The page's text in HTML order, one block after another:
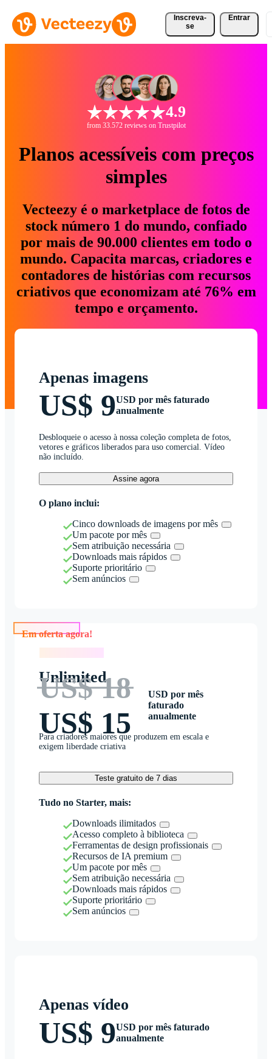
Inscreva-
se
Entrar
4.9
from 33.572 reviews on Trustpilot
Planos acessíveis com preços
simples
Vecteezy é o marketplace de fotos de
stock número 1 do mundo, confiado
por mais de 90.000 clientes em todo o
mundo. Capacita marcas, criadores e
contadores de histórias com recursos
criativos que economizam até 76% em
tempo e orçamento.
Apenas imagens
US$ 9USD por mês faturado
anualmente
Desbloqueie o acesso à nossa coleção completa de fotos,
vetores e gráficos liberados para uso comercial. Vídeo
não incluído.
Assine agora
O plano inclui:
Cinco downloads de imagens por mês
Um pacote por mês
Sem atribuição necessária
Downloads mais rápidos
Suporte prioritário
Sem anúncios
Unlimited
US$ 18
US$ 15
USD por mês
faturado
anualmente
Para criadores maiores que produzem em escala e
exigem liberdade criativa
Teste gratuito de 7 dias
Tudo no Starter, mais:
Downloads ilimitados
Acesso completo à biblioteca
Ferramentas de design profissionais
Recursos de IA premium
Um pacote por mês
Sem atribuição necessária
Downloads mais rápidos
Suporte prioritário
Sem anúncios
Apenas vídeo
US$ 9USD por mês faturado
anualmente